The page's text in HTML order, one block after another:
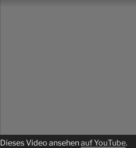
Dieses Video ansehenauf YouTube.